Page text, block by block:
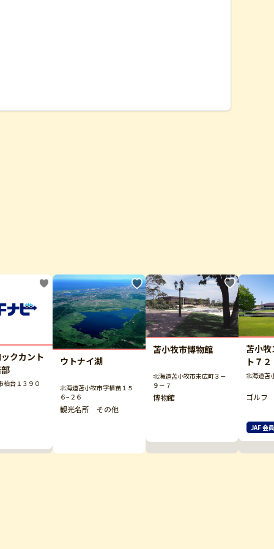
クカント
柏台１３９０
ウトナイ湖
北海道苫小牧市字植苗１５
６−２６
観光名所 その他
苫小牧市博物館
北海道苫小牧市末広町３－
９－７
博物館
苫小
ト７
フクラ
北海道苫
ゴルフ
JAF 会